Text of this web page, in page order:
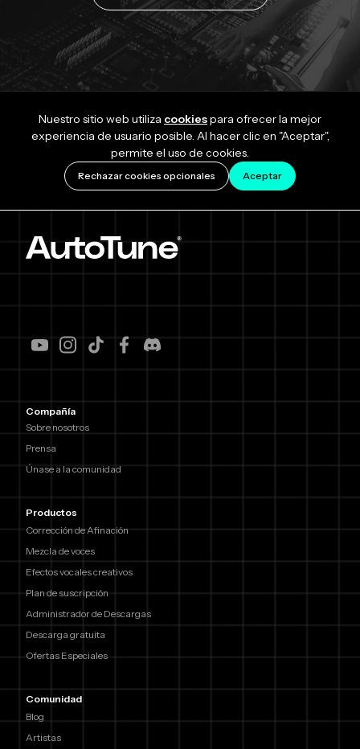
Nuestro sitio web utiliza cookiespara ofrecer la mejor
experiencia de usuario posible. Al hacer clic en "Aceptar",
permite el uso de cookies.
Rechazar cookies opcionales Aceptar
Compañía
Sobre nosotros
Prensa
Únase a la comunidad
Productos
Corrección de Afinación
Mezcla de voces
Efectos vocales creativos
Plan de suscripción
Administrador de Descargas
Descarga gratuita
Ofertas Especiales
Comunidad
Blog
Artistas